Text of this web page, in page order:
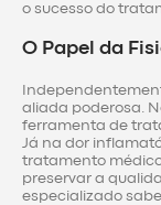
o sucesso do
O Papel da
aliada poderosa.
ferramenta de
Já na dor
tratamento
preservar a
especializado